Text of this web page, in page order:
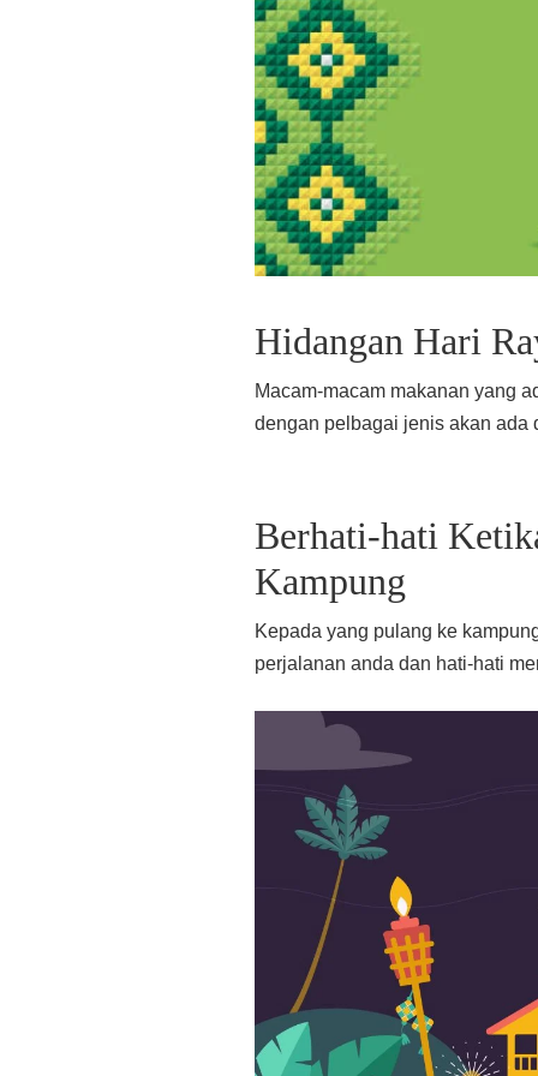
Hidangan Hari
Macam-macam makanan yang
dengan pelbagai jenis akan ada
Berhati-hati
Kampung
Kepada yang pulang ke
perjalanan anda dan hati-hati